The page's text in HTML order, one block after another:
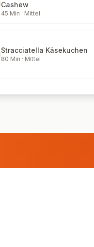
Cashew
45 Min · Mittel
Stracciatella Käsekuchen
80 Min · Mittel